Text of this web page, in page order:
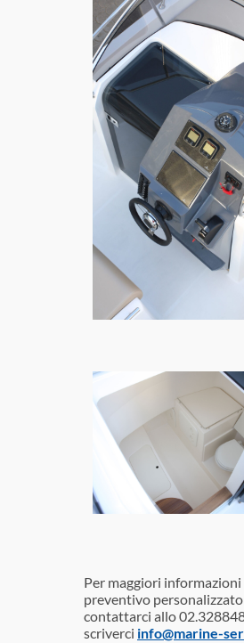
Per maggiori informazioni
preventivo
contattarci allo
scriverci info@marine-